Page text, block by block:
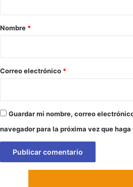
r
*
Nombre *
Correo electrónico *
Guardar mi nombre, correo
navegador para la próxima vez que